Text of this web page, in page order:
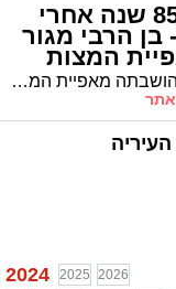
היסטוריה: 85 שנה אחרי
הרבי מגור
המצות
85 שנה לאחר שהושבתה מאפיית המצות שפעלה בעליית הגג של בית המדרש בעיירה 'גורא קאלוואריא', חידש הרה"צ ר' נחמיה אלתר, בנו של הרבי מגור, את המסורת העתיקה
2024 2025 2026